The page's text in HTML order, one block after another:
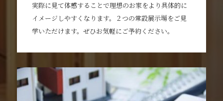
実際に見て体感することで理想のお家をより具体的に
イメージしやすくなります。２つの常設展示場をご見
学いただけます。ぜひお気軽にご予約ください。